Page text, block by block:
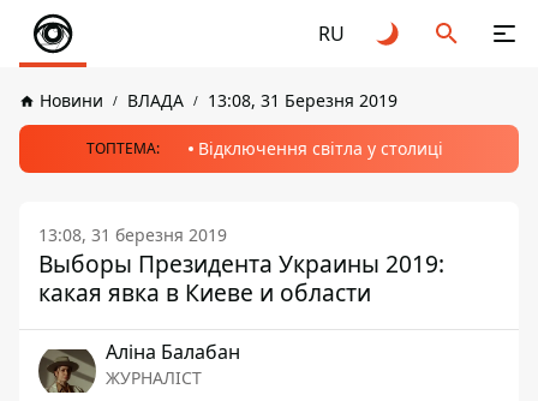
RU
Новини ВЛАДА 13:08, 31 Березня 2019
ТОПТЕМА: Відключення світла у столиці
13:08, 31 березня 2019
Выборы Президента Украины 2019:
какая явка в Киеве и области
Аліна Балабан
ЖУРНАЛІСТ